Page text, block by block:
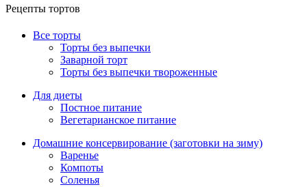
Рецепты тортов
Все торты
Торты без выпечки
Заварной торт
Торты без выпечки твороженные
Для диеты
Постное питание
Вегетарианское питание
Домашние консервирование (заготовки на зиму)
Варенье
Компоты
Соленья